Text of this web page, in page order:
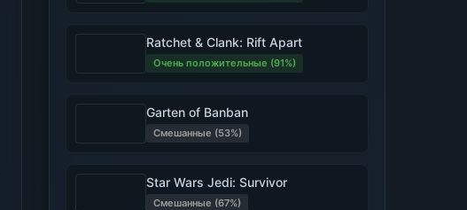
Ratchet & Clank: Rift Apart
Очень положительные (91%)
Garten of Banban
Смешанные (53%)
Star Wars Jedi: Survivor
Смешанные (67%)